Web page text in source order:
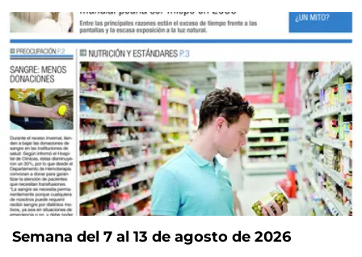
Semana del 7 al 13 de agosto de 2026